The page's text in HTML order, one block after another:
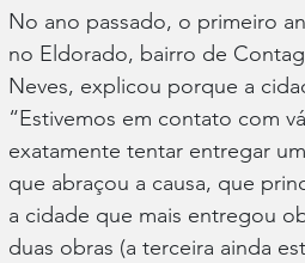
No ano passado, o primeiro
no Eldorado, bairro de
Neves, explicou porque a
“Estivemos em contato com
exatamente tentar entregar
que abraçou a causa, que
a cidade que mais entregou
duas obras (a terceira ainda